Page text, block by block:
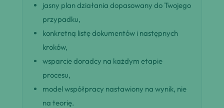
jasny plan działania dopasowany do Twojego
przypadku,
konkretną listę dokumentów i następnych
kroków,
wsparcie doradcy na każdym etapie
procesu,
model współpracy nastawiony na wynik, nie
na teorię.